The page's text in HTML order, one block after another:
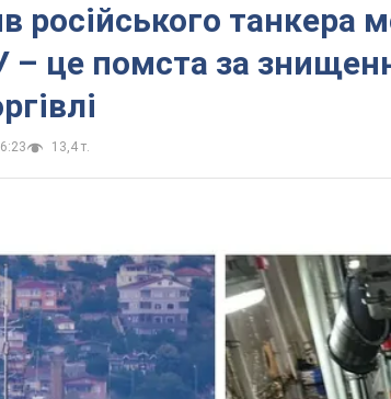
російського танкера
це помста за
13,4 т.